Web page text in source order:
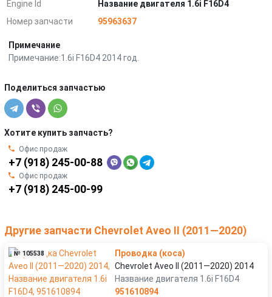
Engine Id
Название двигателя 1.6i F16D4
Номер запчасти
95963637
Примечание
Примечание:1.6i F16D4 2014 год.
Поделиться запчастью
Хотите купить запчасть?
Офис продаж
+7 (918) 245-00-88
Офис продаж
+7 (918) 245-00-99
Другие запчасти Chevrolet Aveo II (2011—2020)
№ 105538
Проводка (коса)
Chevrolet Aveo II (2011—2020) 2014
Название двигателя 1.6i F16D4
951610894